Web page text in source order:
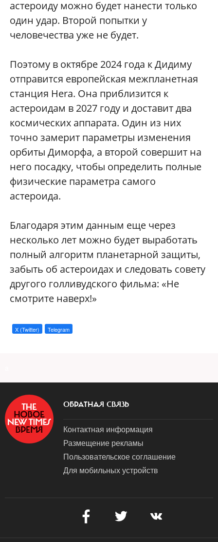
астероиду можно будет нанести только
один удар. Второй попытки у
человечества уже не будет.
Поэтому в октябре 2024 года к Дидиму
отправится европейская межпланетная
станция Hera. Она приблизится к
астероидам в 2027 году и доставит два
космических аппарата. Один из них
точно замерит параметры изменения
орбиты Диморфа, а второй совершит на
него посадку, чтобы определить полные
физические параметра самого
астероида.
Благодаря этим данным еще через
несколько лет можно будет выработать
полный алгоритм планетарной защиты,
забыть об астероидах и следовать совету
другого голливудского фильма: «Не
смотрите наверх!»
X (Twitter) Telegram
ОБРАТНАЯ СВЯЗЬ
Контактная информация
Размещение рекламы
Пользовательское соглашение
Для мобильных устройств